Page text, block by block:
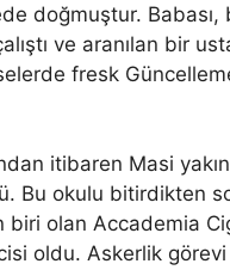
doğmuştur.
ve aranılan bir
fresk
itibaren Masi
Bu okulu bitirdikten
olan Accademia
oldu. Askerlik